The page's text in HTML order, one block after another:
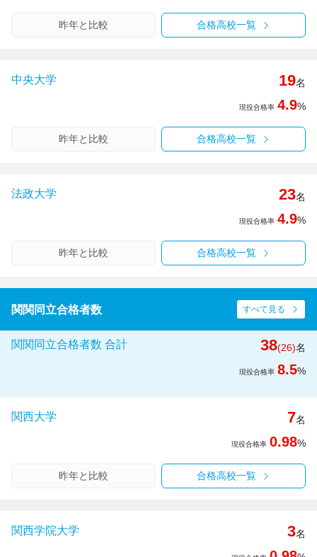
昨年と比較 合格高校一覧
中央大学 19名
現役合格率 4.9%
昨年と比較 合格高校一覧
法政大学 23名
現役合格率 4.9%
昨年と比較 合格高校一覧
関関同立合格者数 すべて見る
関関同立合格者数 合計 38(26)名
現役合格率 8.5%
関西大学 7名
現役合格率 0.98%
昨年と比較 合格高校一覧
関西学院大学 3名